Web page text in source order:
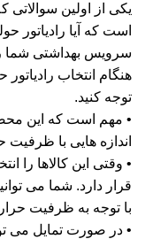
یکی از اولین
است که آیا رادیاتور
سرویس بهداشتی شما
هنگام انتخاب
توجه کنید.
• مهم است که این
اندازه هایی با ظرفیت
• وقتی این کالاها را
قرار دارد. شما می
با توجه به ظرفیت
• در صورت تمایل می